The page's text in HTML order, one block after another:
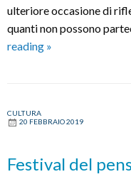
ulteriore occasione di
quanti non possono
reading A
»
CULTURA
20 FEBBRAIO 2019
Festival del